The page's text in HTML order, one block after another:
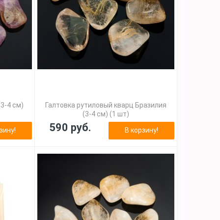
4 см)
Галтовка рутиловый кварц Бразилия
(3-4 см) (1 шт)
590 руб. В корзину!